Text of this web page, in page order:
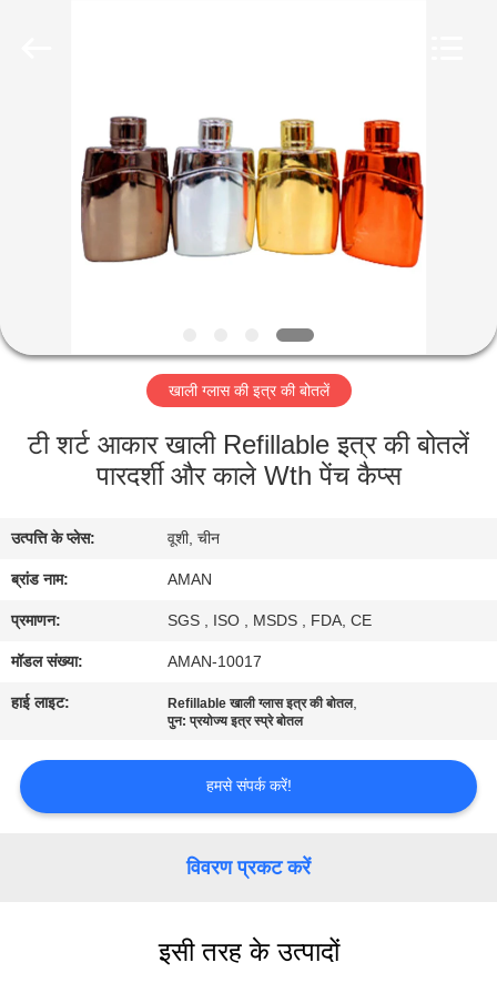
वीआर
शो
हमारे
कारखाना
दौरा
गुणवत्ता
हमसे
खाली ग्लास की इत्र की बोतलें
टी शर्ट आकार खाली Refillable इत्र की बोतलें
पारदर्शी और काले Wth पेंच कैप्स
उत्पत्ति के प्लेस: वूशी, चीन
ब्रांड नाम: AMAN
प्रमाणन: SGS , ISO , MSDS , FDA, CE
मॉडल संख्या: AMAN-10017
हाई लाइट: Refillable खाली ग्लास इत्र की बोतल,
पुन: प्रयोज्य इत्र स्प्रे बोतल
हमसे संपर्क करें!
विवरण प्रकट करें
इसी तरह के उत्पादों